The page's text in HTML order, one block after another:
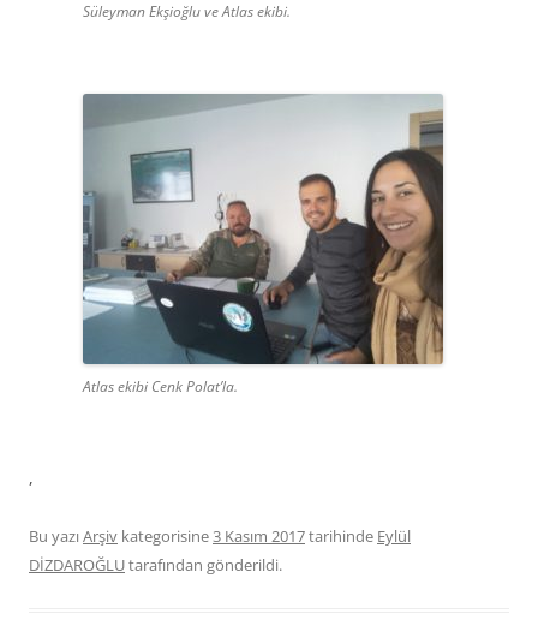
Süleyman Ekşioğlu ve Atlas ekibi.
Atlas ekibi Cenk Polat’la.
,
Bu yazıArşiv kategorisine3 Kasım 2017tarihinde Eylül
DİZDAROĞLUtarafından gönderildi.